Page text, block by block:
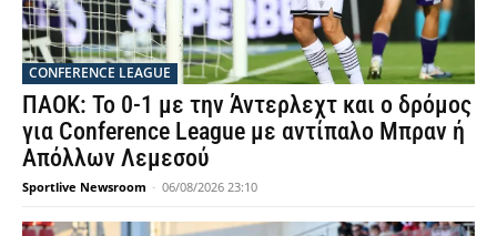
CONFERENCE LEAGUE
ΠΑΟΚ: Το 0-1 με την Άντερλεχτ και ο δρόμος
για Conference League με αντίπαλο Μπραν ή
Απόλλων Λεμεσού
Sportlive Newsroom - 06/08/2026 23:10